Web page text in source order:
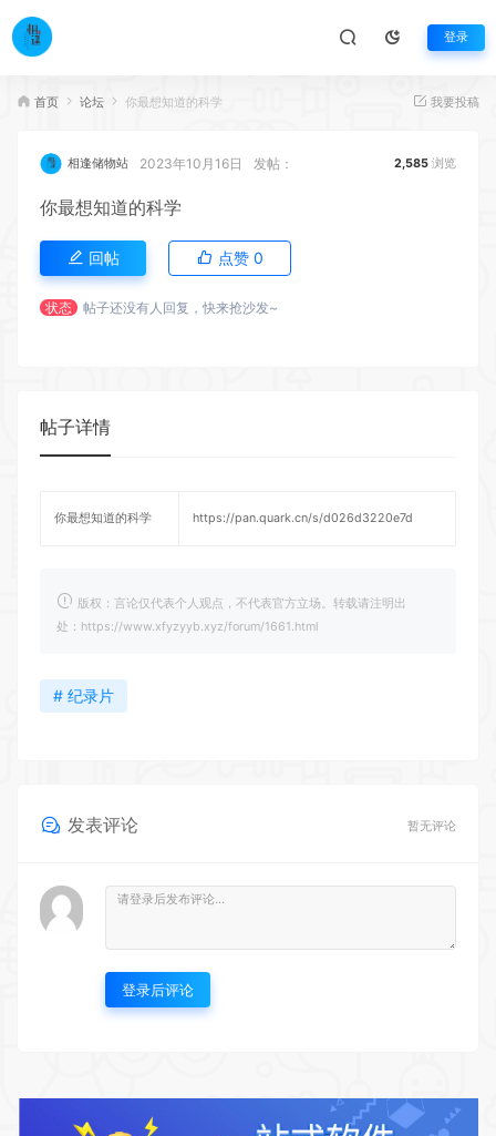
登录
首页 论坛 你最想知道的科学 我要投稿
相逢储物站 2023年10月16日 发帖： 2,585 浏览
你最想知道的科学
回帖 点赞 0
状态 帖子还没有人回复，快来抢沙发~
帖子详情
你最想知道的科学 https://pan.quark.cn/s/d026d3220e7d
版权：言论仅代表个人观点，不代表官方立场。转载请注明出
处：https://www.xfyzyyb.xyz/forum/1661.html
# 纪录片
发表评论 暂无评论
登录后评论